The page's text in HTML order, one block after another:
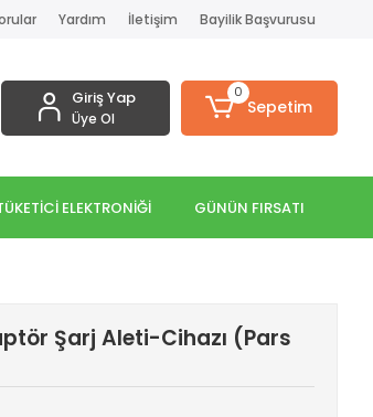
Yardım İletişim Bayilik Başvurusu
Giriş Yap
Üye Ol
0
Sepetim
ELEKTRONİĞİ GÜNÜN FIRSATI
Şarj Aleti-Cihazı (Pars